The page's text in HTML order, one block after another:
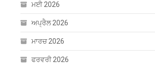
ਮਈ 2026
ਅਪ੍ਰੈਲ 2026
ਮਾਰਚ 2026
ਫਰਵਰੀ 2026